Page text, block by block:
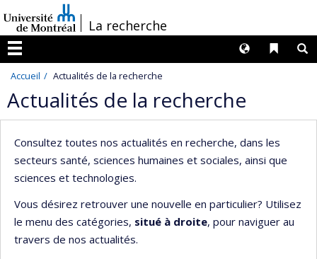
au
contenu
/La recherche
Menu
Liens
Langues
Accueil Actualités de la recherche
Actualités de la recherche
Consultez toutes nos actualités en recherche, dans les
secteurs santé, sciences humaines et sociales, ainsi que
sciences et technologies.
Vous désirez retrouver une nouvelle en particulier? Utilisez
le menu des catégories, situé à droite, pour naviguer au
travers de nos actualités.